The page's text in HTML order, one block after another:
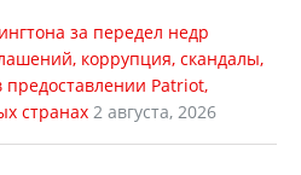
за передел недр
коррупция, скандалы,
Patriot,
странах 2 августа, 2026